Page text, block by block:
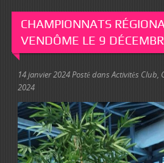
CHAMPIONNATS
VENDÔME LE 9
14 janvier 2024Posté dansActivités Club,
2024